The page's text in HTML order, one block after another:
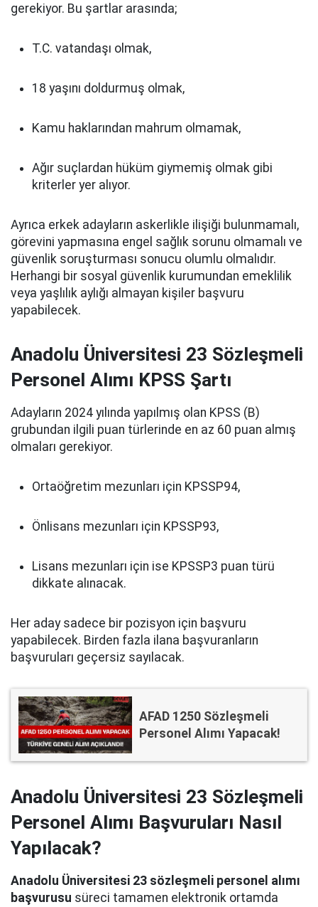
gerekiyor. Bu şartlar arasında;
T.C. vatandaşı olmak,
18 yaşını doldurmuş olmak,
Kamu haklarından mahrum olmamak,
Ağır suçlardan hüküm giymemiş olmak gibi
kriterler yer alıyor.
Ayrıca erkek adayların askerlikle ilişiği bulunmamalı,
görevini yapmasına engel sağlık sorunu olmamalı ve
güvenlik soruşturması sonucu olumlu olmalıdır.
Herhangi bir sosyal güvenlik kurumundan emeklilik
veya yaşlılık aylığı almayan kişiler başvuru
yapabilecek.
Anadolu Üniversitesi 23 Sözleşmeli
Personel Alımı KPSS Şartı
Adayların 2024 yılında yapılmış olan KPSS (B)
grubundan ilgili puan türlerinde en az 60 puan almış
olmaları gerekiyor.
Ortaöğretim mezunları için KPSSP94,
Önlisans mezunları için KPSSP93,
Lisans mezunları için ise KPSSP3 puan türü
dikkate alınacak.
Her aday sadece bir pozisyon için başvuru
yapabilecek. Birden fazla ilana başvuranların
başvuruları geçersiz sayılacak.
AFAD 1250 Sözleşmeli
Personel Alımı Yapacak!
Anadolu Üniversitesi 23 Sözleşmeli
Personel Alımı Başvuruları Nasıl
Yapılacak?
Anadolu Üniversitesi 23 sözleşmeli personel alımı
başvurusu süreci tamamen elektronik ortamda